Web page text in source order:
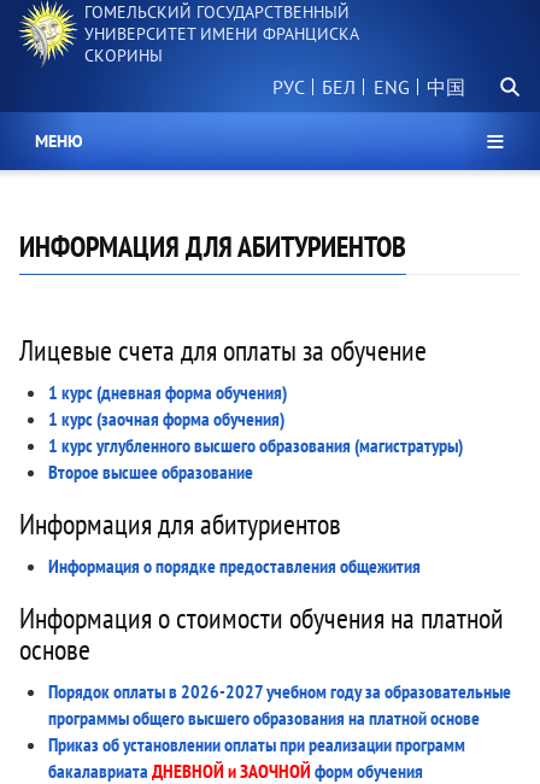
Перейти
основному
ГОМЕЛЬСКИЙ ГОСУДАРСТВЕННЫЙ
УНИВЕРСИТЕТ ИМЕНИ ФРАНЦИСКА
СКОРИНЫ
РУС БЕЛ 中国
МЕНЮ
ИНФОРМАЦИЯ ДЛЯ АБИТУРИЕНТОВ
Лицевые счета для оплаты за обучение
1 курс (дневная форма обучения)
1 курс (заочная форма обучения)
1 курс углубленного высшего образования (магистратуры)
Второе высшее образование
Информация для абитуриентов
Информация о порядке предоставления общежития
Информация о стоимости обучения на платной
основе
Порядок оплаты в 2026-2027 учебном году за образовательные
программы общего высшего образования на платной основе
Приказ об установлении оплаты при реализации программ
бакалавриата ДНЕВНОЙ и ЗАОЧНОЙ форм обучения